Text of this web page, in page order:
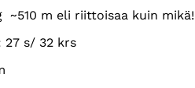
~510 m eli riittoisaa kuin mikä!
27 s/ 32 krs